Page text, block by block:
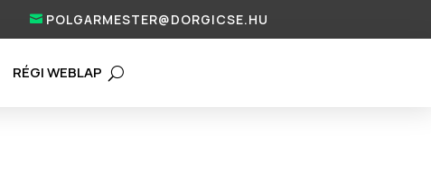
POLGARMESTER@DORGICSE.HU
RÉGI WEBLAP